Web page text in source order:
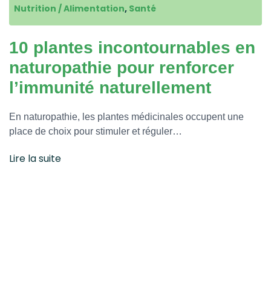
Nutrition / Alimentation, Santé
10 plantes incontournables en
naturopathie pour renforcer
l’immunité naturellement
En naturopathie, les plantes médicinales occupent une
place de choix pour stimuler et réguler…
Lire la suite